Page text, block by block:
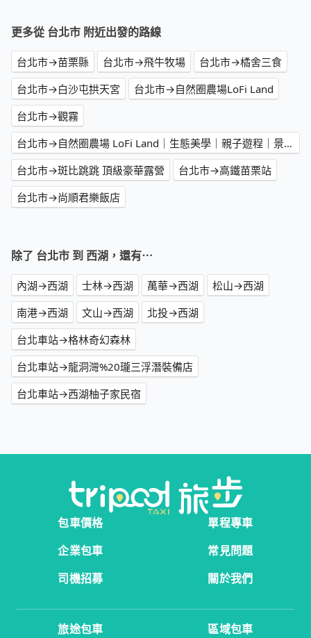
更多從 台北市 附近出發的路線
台北市→苗栗縣 台北市→飛牛牧場
台北市→橘舍三食
台北市→白沙屯拱天宮
台北市→自然圈農場LoFi Land
台北市→觀霧
台北市→自然圈農場 LoFi Land｜生態美學｜親子遊程｜景觀咖啡｜戶外婚禮｜團體包場
台北市→斑比跳跳 頂級豪華露營
台北市→高鐵苗栗站
台北市→尚順君樂飯店
除了 台北市 到 西湖，還有⋯
內湖→西湖 士林→西湖 萬華→西湖
松山→西湖
南港→西湖
文山→西湖
北投→西湖
台北車站→格林奇幻森林
台北車站→龍洞灣%20瓏三浮潛裝備店
台北車站→西湖柚子家民宿
包車價格
單程專車
企業包車
常見問題
司機招募
關於我們
旅途包車 區域包車